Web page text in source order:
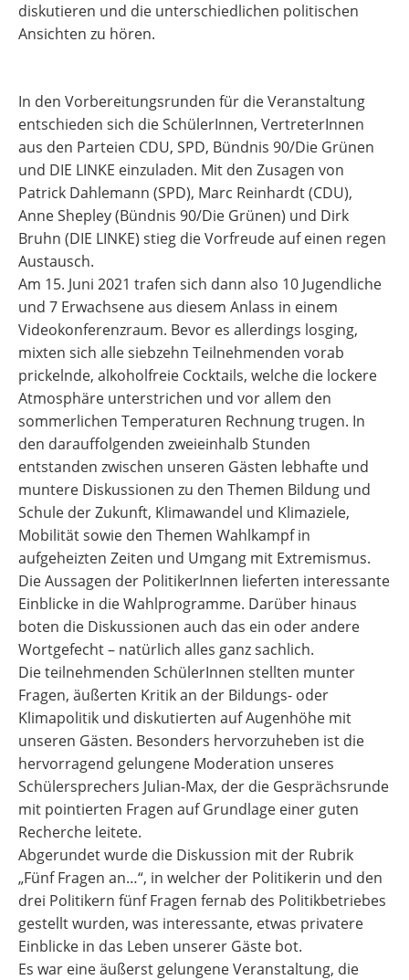
diskutieren und die unterschiedlichen politischen
Ansichten zu hören.
In den Vorbereitungsrunden für die Veranstaltung
entschieden sich die SchülerInnen, VertreterInnen
aus den Parteien CDU, SPD, Bündnis 90/Die Grünen
und DIE LINKE einzuladen. Mit den Zusagen von
Patrick Dahlemann (SPD), Marc Reinhardt (CDU),
Anne Shepley (Bündnis 90/Die Grünen) und Dirk
Bruhn (DIE LINKE) stieg die Vorfreude auf einen regen
Austausch.
Am 15. Juni 2021 trafen sich dann also 10 Jugendliche
und 7 Erwachsene aus diesem Anlass in einem
Videokonferenzraum. Bevor es allerdings losging,
mixten sich alle siebzehn Teilnehmenden vorab
prickelnde, alkoholfreie Cocktails, welche die lockere
Atmosphäre unterstrichen und vor allem den
sommerlichen Temperaturen Rechnung trugen. In
den darauffolgenden zweieinhalb Stunden
entstanden zwischen unseren Gästen lebhafte und
muntere Diskussionen zu den Themen Bildung und
Schule der Zukunft, Klimawandel und Klimaziele,
Mobilität sowie den Themen Wahlkampf in
aufgeheizten Zeiten und Umgang mit Extremismus.
Die Aussagen der PolitikerInnen lieferten interessante
Einblicke in die Wahlprogramme. Darüber hinaus
boten die Diskussionen auch das ein oder andere
Wortgefecht – natürlich alles ganz sachlich.
Die teilnehmenden SchülerInnen stellten munter
Fragen, äußerten Kritik an der Bildungs- oder
Klimapolitik und diskutierten auf Augenhöhe mit
unseren Gästen. Besonders hervorzuheben ist die
hervorragend gelungene Moderation unseres
Schülersprechers Julian-Max, der die Gesprächsrunde
mit pointierten Fragen auf Grundlage einer guten
Recherche leitete.
Abgerundet wurde die Diskussion mit der Rubrik
„Fünf Fragen an…“, in welcher der Politikerin und den
drei Politikern fünf Fragen fernab des Politikbetriebes
gestellt wurden, was interessante, etwas privatere
Einblicke in das Leben unserer Gäste bot.
Es war eine äußerst gelungene Veranstaltung, die